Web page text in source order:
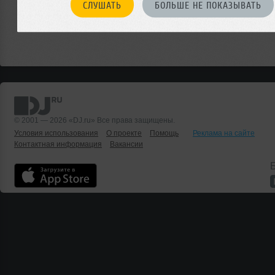
СЛУШАТЬ БОЛЬШЕ НЕ ПОКАЗЫВАТЬ
© 2001 — 2026 «DJ.ru» Все права защищены.
Условия использования
О проекте Помощь
Реклама на сайте
Контактная информация
Вакансии